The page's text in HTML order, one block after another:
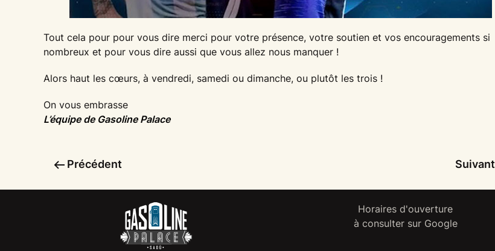
Tout cela pour pour vous dire merci pour votre présence, votre soutien et vos encouragements si
nombreux et pour vous dire aussi que vous allez nous manquer !
Alors haut les cœurs, à vendredi, samedi ou dimanche, ou plutôt les trois !
On vous embrasse
L’équipe de Gasoline Palace
Précédent Suivant
Horaires d'ouverture
à consulter sur Google